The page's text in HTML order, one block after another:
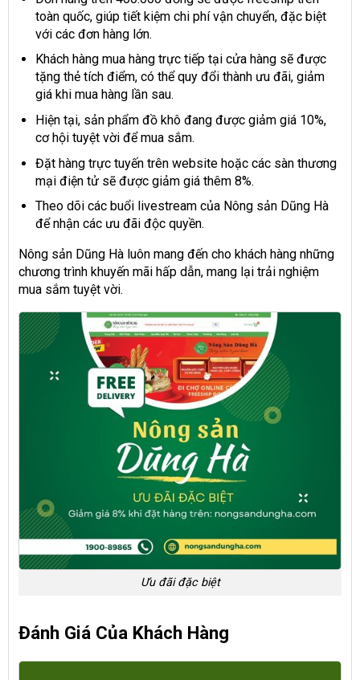
toàn quốc, giúp tiết kiệm chi phí vận chuyển, đặc biệt
với các đơn hàng lớn.
Khách hàng mua hàng trực tiếp tại cửa hàng sẽ được
tặng thẻ tích điểm, có thể quy đổi thành ưu đãi, giảm
giá khi mua hàng lần sau.
Hiện tại, sản phẩm đồ khô đang được giảm giá 10%,
cơ hội tuyệt vời để mua sắm.
Đặt hàng trực tuyến trên website hoặc các sàn thương
mại điện tử sẽ được giảm giá thêm 8%.
Theo dõi các buổi livestream của Nông sản Dũng Hà
để nhận các ưu đãi độc quyền.
Nông sản Dũng Hà luôn mang đến cho khách hàng những
chương trình khuyến mãi hấp dẫn, mang lại trải nghiệm
mua sắm tuyệt vời.
Ưu đãi đặc biệt
Đánh Giá Của Khách Hàng